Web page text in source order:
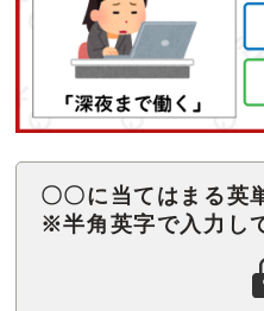
〇〇に当てはまる英
※半角英字で入力し